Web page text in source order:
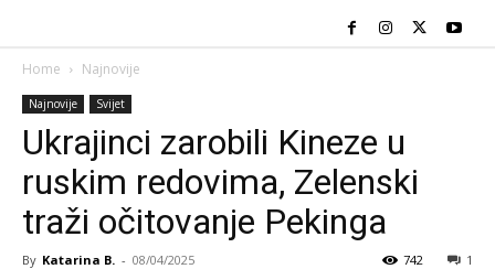
Home Najnovije
Najnovije Svijet
Ukrajinci zarobili Kineze u
ruskim redovima, Zelenski
traži očitovanje Pekinga
By Katarina B. - 08/04/2025 1
742